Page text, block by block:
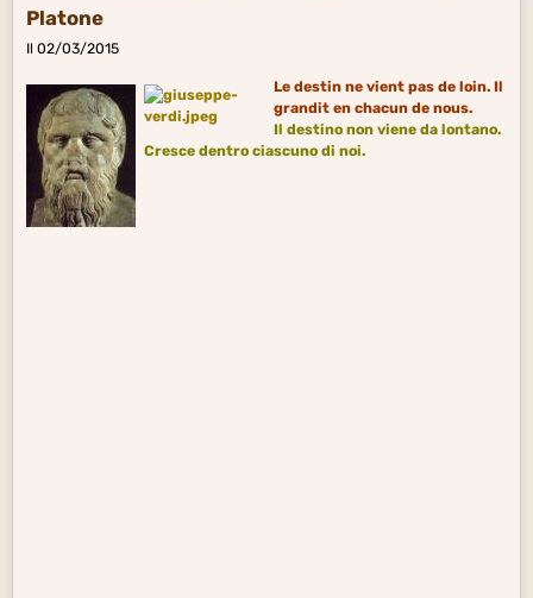
Platone
Il 02/03/2015
Le destin ne vient pas de loin. Il
grandit en chacun de nous.
Il destinonon viene da lontano.
Cresce dentro ciascuno di noi.